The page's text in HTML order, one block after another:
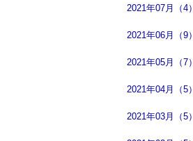
2021年07月（4）
2021年06月（9）
2021年05月（7）
2021年04月（5）
2021年03月（5）